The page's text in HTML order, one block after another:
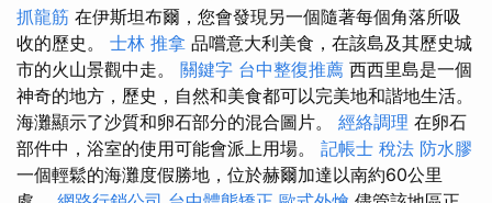
抓龍筋 在伊斯坦布爾，您會發現另一個隨著每個角落所吸
收的歷史。 士林 推拿 品嚐意大利美食，在該島及其歷史城
市的火山景觀中走。 關鍵字 台中整復推薦 西西里島是一個
神奇的地方，歷史，自然和美食都可以完美地和諧地生活。
海灘顯示了沙質和卵石部分的混合圖片。 經絡調理 在卵石
部件中，浴室的使用可能會派上用場。 記帳士 稅法 防水膠
一個輕鬆的海灘度假勝地，位於赫爾加達以南約60公里